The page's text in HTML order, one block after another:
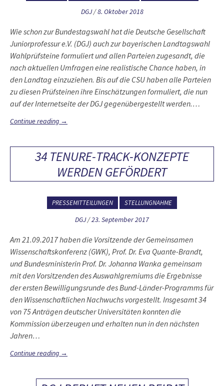
DGJ/8. Oktober 2018
Wie schon zur Bundestagswahl hat die Deutsche Gesellschaft
Juniorprofessur e.V. (DGJ) auch zur bayerischen Landtagswahl
Wahlprüfsteine formuliert und allen Parteien zugesandt, die
nach aktuellen Umfragen eine realistische Chance haben, in
den Landtag einzuziehen. Bis auf die CSU haben alle Parteien
zu diesen Prüfsteinen ihre Einschätzungen formuliert, die nun
auf der Internetseite der DGJ gegenübergestellt werden.…
Continue reading →
34 TENURE-TRACK-KONZEPTE
WERDEN GEFÖRDERT
PRESSEMITTEILUNGEN STELLUNGNAHME
DGJ/23. September 2017
Am 21.09.2017 haben die Vorsitzende der Gemeinsamen
Wissenschaftskonferenz (GWK), Prof. Dr. Eva Quante-Brandt,
und Bundesministerin Prof. Dr. Johanna Wanka gemeinsam
mit den Vorsitzenden des Auswahlgremiums die Ergebnisse
der ersten Bewilligungsrunde des Bund-Länder-Programms für
den Wissenschaftlichen Nachwuchs vorgestellt. Insgesamt 34
von 75 Anträgen deutscher Universitäten konnten die
Kommission überzeugen und erhalten nun in den nächsten
Jahren…
Continue reading →